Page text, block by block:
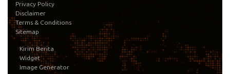
Privacy Policy
Disclaimer
Terms & Conditions
Sitemap
Kirim Berita
Widget
Image Generator